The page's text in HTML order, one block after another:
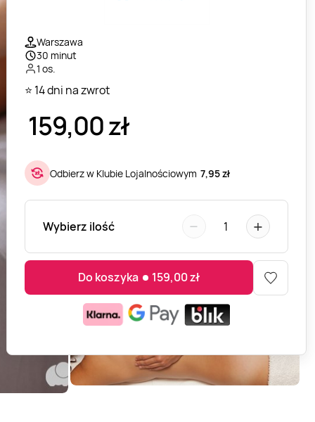
Warszawa
30 minut
1 os.
⭐ 14 dni na zwrot
159,00zł
Odbierz w Klubie Lojalnościowym 7,95 zł
Wybierz ilość − 1 +
Do koszyka 159,00zł